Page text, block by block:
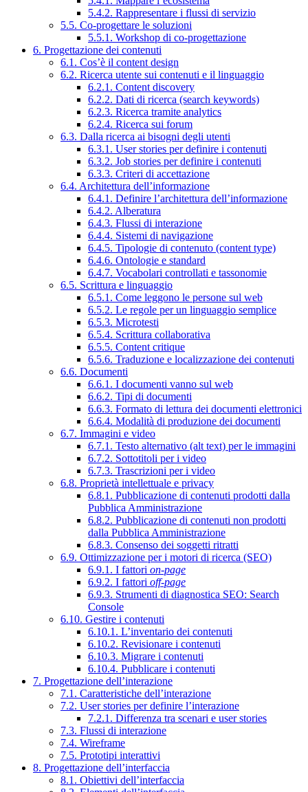
5.4.2. Rappresentare i flussi di servizio
5.5. Co-progettare le soluzioni
5.5.1. Workshop di co-progettazione
6. Progettazione dei contenuti
6.1. Cos’è il content design
6.2. Ricerca utente sui contenuti e il linguaggio
6.2.1. Content discovery
6.2.2. Dati di ricerca (search keywords)
6.2.3. Ricerca tramite analytics
6.2.4. Ricerca sui forum
6.3. Dalla ricerca ai bisogni degli utenti
6.3.1. User stories per definire i contenuti
6.3.2. Job stories per definire i contenuti
6.3.3. Criteri di accettazione
6.4. Architettura dell’informazione
6.4.1. Definire l’architettura dell’informazione
6.4.2. Alberatura
6.4.3. Flussi di interazione
6.4.4. Sistemi di navigazione
6.4.5. Tipologie di contenuto (content type)
6.4.6. Ontologie e standard
6.4.7. Vocabolari controllati e tassonomie
6.5. Scrittura e linguaggio
6.5.1. Come leggono le persone sul web
6.5.2. Le regole per un linguaggio semplice
6.5.3. Microtesti
6.5.4. Scrittura collaborativa
6.5.5. Content critique
6.5.6. Traduzione e localizzazione dei contenuti
6.6. Documenti
6.6.1. I documenti vanno sul web
6.6.2. Tipi di documenti
6.6.3. Formato di lettura dei documenti elettronici
6.6.4. Modalità di produzione dei documenti
6.7. Immagini e video
6.7.1. Testo alternativo (alt text) per le immagini
6.7.2. Sottotitoli per i video
6.7.3. Trascrizioni per i video
6.8. Proprietà intellettuale e privacy
6.8.1. Pubblicazione di contenuti prodotti dalla
Pubblica Amministrazione
6.8.2. Pubblicazione di contenuti non prodotti
dalla Pubblica Amministrazione
6.8.3. Consenso dei soggetti ritratti
6.9. Ottimizzazione per i motori di ricerca (SEO)
6.9.1. I fattori on-page
6.9.2. I fattori off-page
6.9.3. Strumenti di diagnostica SEO: Search
Console
6.10. Gestire i contenuti
6.10.1. L’inventario dei contenuti
6.10.2. Revisionare i contenuti
6.10.3. Migrare i contenuti
6.10.4. Pubblicare i contenuti
7. Progettazione dell’interazione
7.1. Caratteristiche dell’interazione
7.2. User stories per definire l’interazione
7.2.1. Differenza tra scenari e user stories
7.3. Flussi di interazione
7.4. Wireframe
7.5. Prototipi interattivi
8. Progettazione dell’interfaccia
8.1. Obiettivi dell’interfaccia